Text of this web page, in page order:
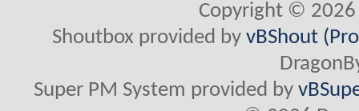
Copyright © 2026
Shoutbox provided byvBShout
Super PM System provided by